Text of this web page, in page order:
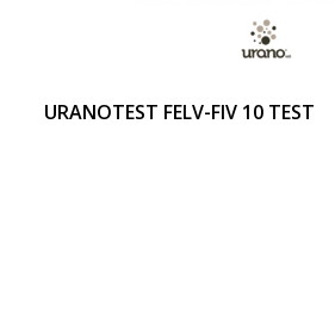
URANOTEST FELV-FIV 10 TEST